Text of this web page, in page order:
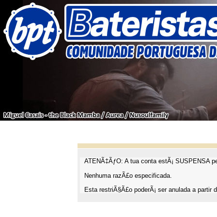
ATENÃ‡ÃƒO: A tua conta estÃ¡ SUSPENSA
Nenhuma razÃ£o especificada.
Esta restriÃ§Ã£o poderÃ¡ ser anulada a partir